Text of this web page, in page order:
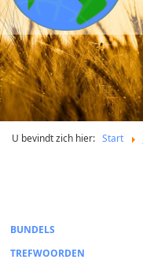
U bevindt zich hier: Start
BUNDELS
TREFWOORDEN